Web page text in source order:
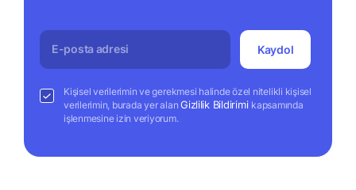
Kaydol
Kişisel verilerimin ve gerekmesi halinde özel nitelikli kişisel
verilerimin, burada yer alanGizlilik Bildirimi kapsamında
işlenmesine izin veriyorum.